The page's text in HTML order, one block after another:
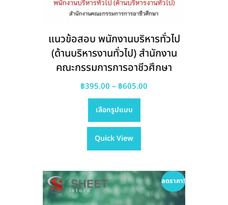
แนวข้อสอบ พนักงานบริหารทั่วไป
(ด้านบริหารงานทั่วไป) สำนักงาน
คณะกรรมการการอาชีวศึกษา
฿395.00 – ฿605.00
เลือกรูปแบบ
This
has
variants.
options
may
Quick View
ลดราคา!